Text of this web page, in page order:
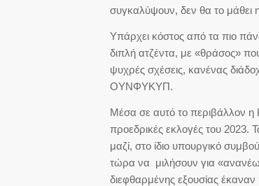
συγκαλύψουν, δεν θα το μάθει
Υπάρχει κόστος από τα πιο
διπλή ατζέντα, με «θράσος»
ψυχρές σχέσεις, κανένας
ΟΥΝΦΥΚΥΠ.
Μέσα σε αυτό το περιβάλλον η
προεδρικές εκλογές του 2023.
μαζί, στο ίδιο υπουργικό
τώρα να μιλήσουν για
διεφθαρμένης εξουσίας